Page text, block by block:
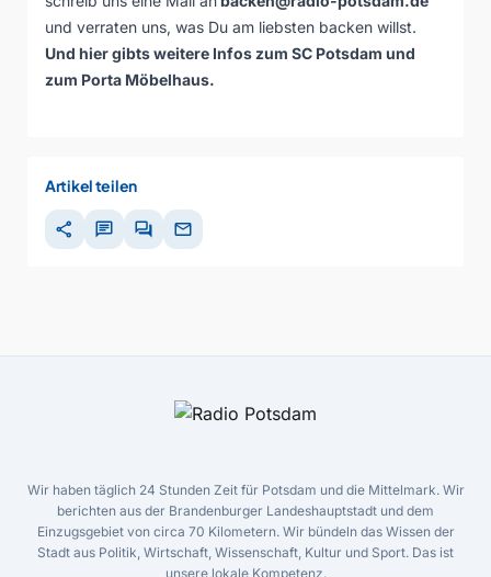
und verraten uns, was Du am liebsten backen willst.
Und hier gibts weitere Infos zum SC Potsdam und
zum Porta Möbelhaus.
Artikel teilen
share chat forum mail
Wir haben täglich 24 Stunden Zeit für Potsdam und die Mittelmark. Wir
berichten aus der Brandenburger Landeshauptstadt und dem
Einzugsgebiet von circa 70 Kilometern. Wir bündeln das Wissen der
Stadt aus Politik, Wirtschaft, Wissenschaft, Kultur und Sport. Das ist
unsere lokale Kompetenz.